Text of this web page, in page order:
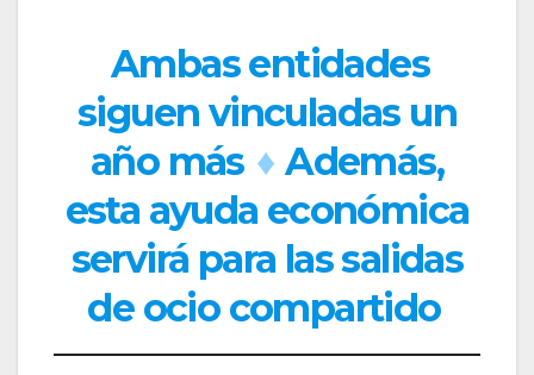
Ambas entidades
siguen vinculadas un
año más ♦ Además,
esta ayuda económica
servirá para las salidas
de ocio compartido